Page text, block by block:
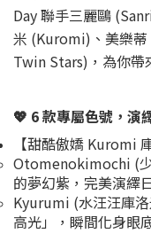
Day 聯手三麗鷗
米 (Kuromi)、美樂
Twin Stars)，為你帶
💖 6 款專屬色號，演
【甜酷傲嬌 Kuromi
Otomenokimochi (
的夢幻紫，完美演繹
Kyurumi (水汪汪庫
高光」，瞬間化身眼